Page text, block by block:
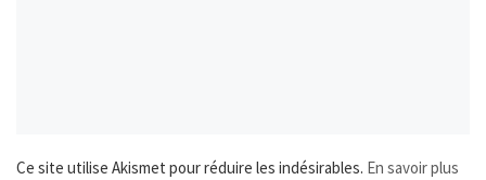
Ce site utilise Akismet pour réduire les indésirables. En savoir plus